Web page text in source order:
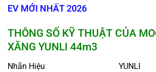
EV MỚI NHẤT 2026
THÔNG SỐ KỸ THUẬT CỦA
XĂNG YUNLI 44m3
Nhãn Hiệu
YUNLI